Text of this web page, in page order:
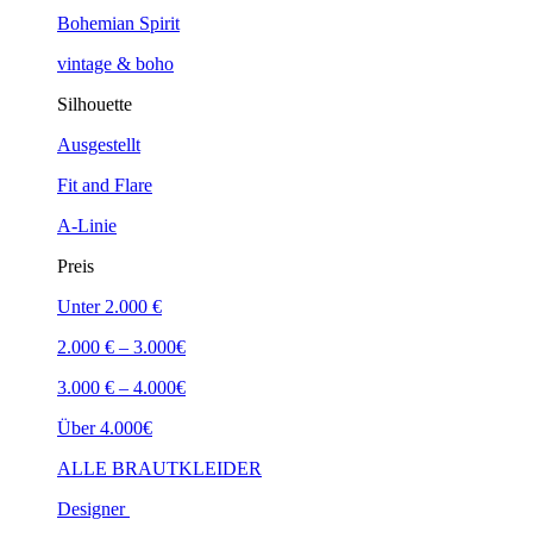
Bohemian Spirit
vintage & boho
Silhouette
Ausgestellt
Fit and Flare
A-Linie
Preis
Unter 2.000 €
2.000 € – 3.000€
3.000 € – 4.000€
Über 4.000€
ALLE BRAUTKLEIDER
Designer